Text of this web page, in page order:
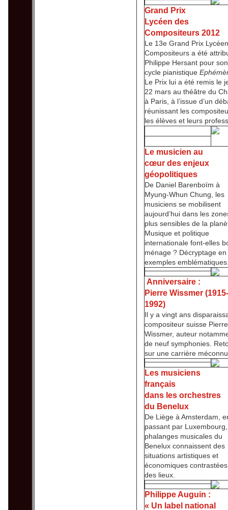
Grand Prix
Lycéen des
Compositeurs 2012
Le 13e Grand Prix
Compositeurs a été
Philippe Hersant pour son
cycle pianistique
Le Prix lui a été remis le
22 mars au théâtre du
à Paris, à l’issue d’un
réunissant les
les élèves et leurs
Le musicien au
cœur des enjeux
géopolitiques
De Daniel Barenboïm à
Myung-Whun Chung, les
musiciens se mobilisent
aujourd’hui dans les
plus sensibles de la
Musique et politique
internationale font-elles
ménage ? Décryptage
exemples
Anniversaire :
Pierre Wissmer (1915-
1992)
Il y a vingt ans
compositeur suisse Pierre
Wissmer, auteur
de neuf symphonies.
sur une carrière
Les musiciens
français
dans les orchestres
du Benelux
De Liège à Amsterdam,
passant par
phalanges musicales du
Benelux connaissent des
situations artistiques et
économiques
des lieux.
Philippe Auguin :
« Un label national